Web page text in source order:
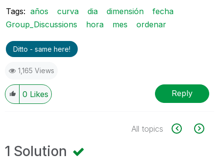
Tags: años curva dia dimensión
fecha
Group_Discussions
hora mes ordenar
Ditto - same here!
1,165 Views
0 Likes Reply
All topics
1 Solution